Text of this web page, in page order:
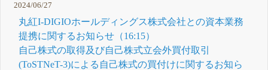
2024/06/27
丸紅I-DIGIOホールディングス株式会社との資本業務
提携に関するお知らせ（16:15）
自己株式の取得及び自己株式立会外買付取引
(ToSTNeT-3)による自己株式の買付けに関するお知ら